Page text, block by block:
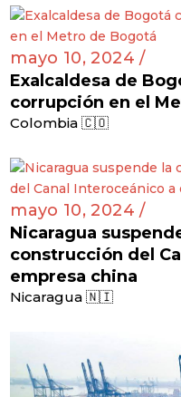
mayo 10, 2024 /
Exalcaldesa de
corrupción en el
Colombia 🇨🇴
mayo 10, 2024 /
Nicaragua
construcción del
empresa china
Nicaragua 🇳🇮